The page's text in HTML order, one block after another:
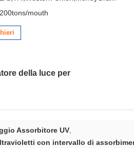
200tons/mouth
della luce per
Assorbitore UV,
con intervallo di